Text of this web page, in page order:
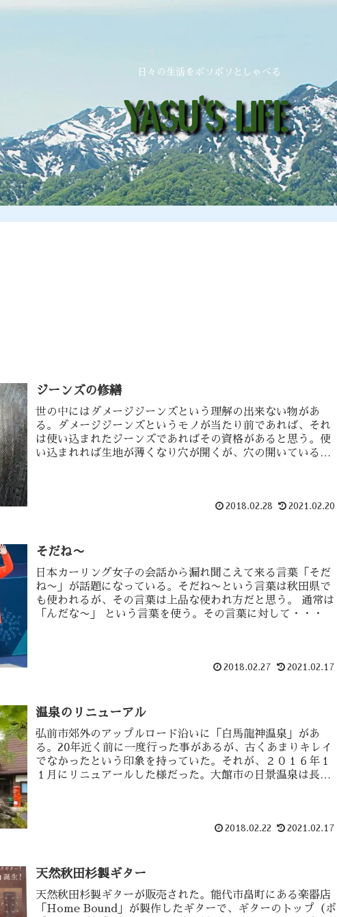
日々の生活をボソボソとしゃべる
ジーンズの修繕
世の中にはダメージジーンズという理解の出来ない物があ
る。ダメージジーンズというモノが当たり前であれば、それ
は使い込まれたジーンズであればその資格があると思う。使
い込まれれば生地が薄くなり穴が開くが、穴の開いているジ
2018.02.28 2021.02.20
そだね〜
日本カーリング女子の会話から漏れ聞こえて来る言葉「そだ
ね〜」が話題になっている。そだね〜という言葉は秋田県で
も使われるが、その言葉は上品な使われ方だと思う。 通常は
「んだな〜」 という言葉を使う。その言葉に対して・・・
2018.02.27 2021.02.17
温泉のリニューアル
弘前市郊外のアップルロード沿いに「白馬龍神温泉」があ
る。20年近く前に一度行った事があるが、古くあまりキレイ
でなかったという印象を持っていた。それが、２０１６年１
１月にリニュアールした様だった。大館市の日景温泉は長く
2018.02.22 2021.02.17
天然秋田杉製ギター
天然秋田杉製ギターが販売された。能代市畠町にある楽器店
「Home Bound」が製作したギターで、ギターのトップ（ボ